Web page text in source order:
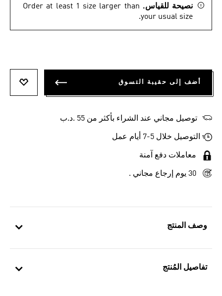
وصف المنتج
تفاصيل المُنتج
نصيحة للقياس. Order at least 1 size larger than
your usual size.
أضف إلى حقيبة التسوق
توصيل مجاني عند الشراء بأكثر من 55 .د.ب‎
التوصيل خلال 5-7 أيام عمل
معاملات دفع آمنة